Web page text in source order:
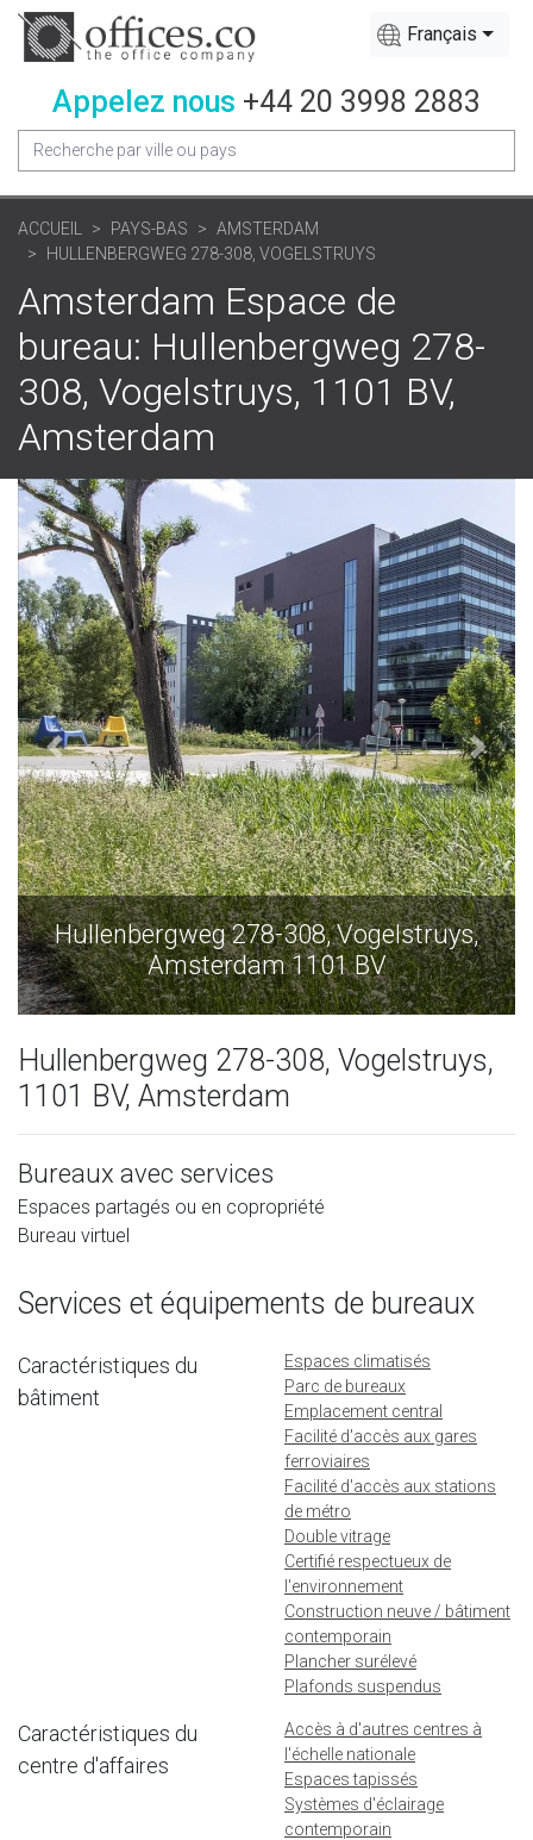
Français
Appelez nous +44 20 3998 2883
ACCUEIL PAYS-BAS
AMSTERDAM
HULLENBERGWEG 278-308, VOGELSTRUYS
Amsterdam Espace de
bureau: Hullenbergweg 278-
308, Vogelstruys, 1101 BV,
Amsterdam
Vogelstruys,
BV
Hullenbergweg 278-
Amsterdam
Hullenbergweg 278-308, Vogelstruys,
1101 BV, Amsterdam
Bureaux avec services
Espaces partagés ou en copropriété
Bureau virtuel
Services et équipements de bureaux
Caractéristiques du
bâtiment
Espaces climatisés
Parc de bureaux
Emplacement central
Facilité d'accès aux gares
ferroviaires
Facilité d'accès aux stations
de métro
Double vitrage
Certifié respectueux de
l'environnement
Construction neuve / bâtiment
contemporain
Plancher surélevé
Plafonds suspendus
Caractéristiques du
centre d'affaires
Accès à d'autres centres à
l'échelle nationale
Espaces tapissés
Systèmes d'éclairage
contemporain